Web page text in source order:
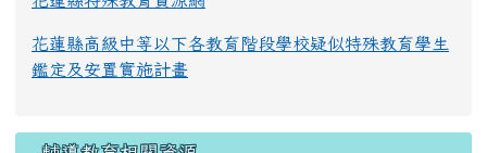
花蓮縣高級中等以下各教育階段學校疑似特殊教育學生
鑑定及安置實施計畫